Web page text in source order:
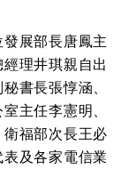
展部長唐鳳主
理井琪親自出
書長張惇涵、
主任李憲明、
福部次長王必
及各家電信業